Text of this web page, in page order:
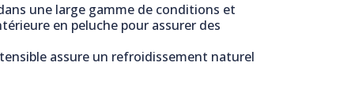
une large gamme de conditions et
en peluche pour assurer des
assure un refroidissement naturel